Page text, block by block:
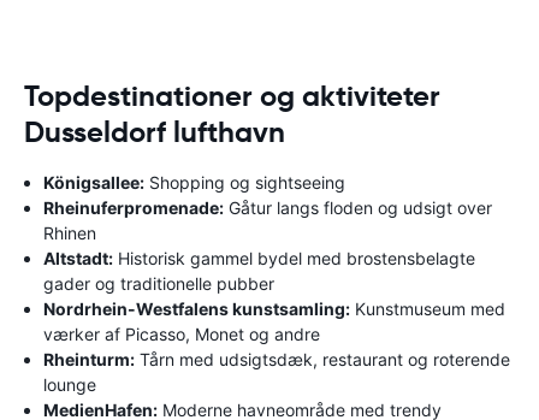
Topdestinationer og aktiviteter
Dusseldorf lufthavn
Königsallee: Shopping og sightseeing
Rheinuferpromenade: Gåtur langs floden og udsigt over
Rhinen
Altstadt: Historisk gammel bydel med brostensbelagte
gader og traditionelle pubber
Nordrhein-Westfalens kunstsamling: Kunstmuseum med
værker af Picasso, Monet og andre
Rheinturm: Tårn med udsigtsdæk, restaurant og roterende
lounge
MedienHafen: Moderne havneområde med trendy